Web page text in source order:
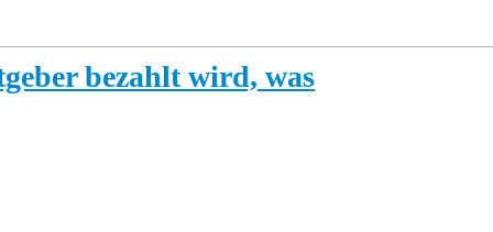
bezahlt wird, was